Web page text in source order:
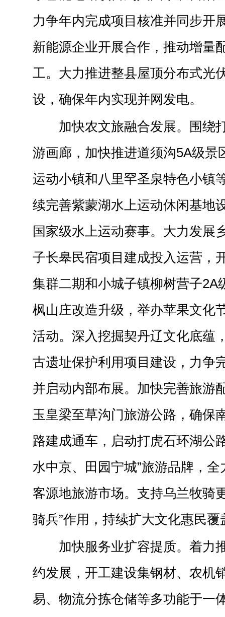
力争年内完成项目核准并同步开
新能源企业开展合作，推动增量
工。大力推进整县屋顶分布式光
设，确保年内实现并网发电。
加快农文旅融合发展。围绕
游画廊，加快推进道须沟5A级景
运动小镇和八里罕圣泉特色小镇
续完善紫蒙湖水上运动休闲基地
国家级水上运动赛事。大力发展
子长皋民宿项目建成投入运营，
集群二期和小城子镇柳树营子2A
枫山庄改造升级，举办苹果文化
活动。深入挖掘契丹辽文化底蕴
古遗址保护利用项目建设，力争
并启动内部布展。加快完善旅游
玉皇梁至草沟门旅游公路，确保
路建成通车，启动打虎石环湖公
水中京、田园宁城”旅游品牌，
客源地旅游市场。支持乌兰牧骑
骑兵”作用，持续扩大文化惠民覆
加快服务业扩容提质。着力
约发展，开工建设集钢材、农机
易、物流分拣仓储等多功能于一